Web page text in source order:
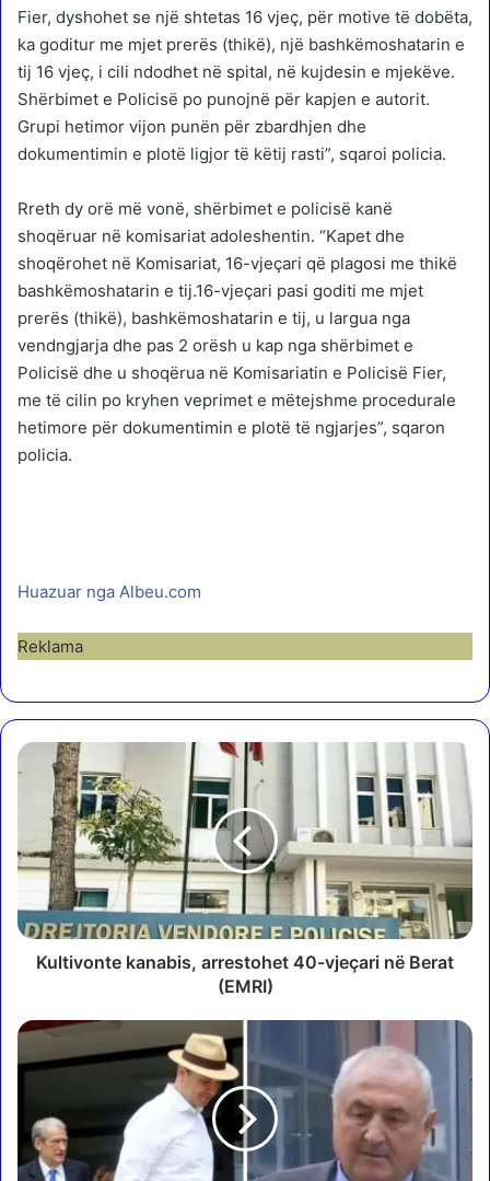
Fier, dyshohet se një shtetas 16 vjeç, për motive të dobëta,
ka goditur me mjet prerës (thikë), një bashkëmoshatarin e
tij 16 vjeç, i cili ndodhet në spital, në kujdesin e mjekëve.
Shërbimet e Policisë po punojnë për kapjen e autorit.
Grupi hetimor vijon punën për zbardhjen dhe
dokumentimin e plotë ligjor të këtij rasti”, sqaroi policia.
Rreth dy orë më vonë, shërbimet e policisë kanë
shoqëruar në komisariat adoleshentin. “Kapet dhe
shoqërohet në Komisariat, 16-vjeçari që plagosi me thikë
bashkëmoshatarin e tij.16-vjeçari pasi goditi me mjet
prerës (thikë), bashkëmoshatarin e tij, u largua nga
vendngjarja dhe pas 2 orësh u kap nga shërbimet e
Policisë dhe u shoqërua në Komisariatin e Policisë Fier,
me të cilin po kryhen veprimet e mëtejshme procedurale
hetimore për dokumentimin e plotë të ngjarjes”, sqaron
policia.
Huazuar nga Albeu.com
Reklama
K
u
v
n
t
n
b
a
Kultivonte kanabis, arrestohet 40-vjeçari në Berat
(EMRI)
D
S
E
S